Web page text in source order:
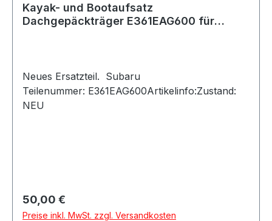
Kayak- und Bootaufsatz
Dachgepäckträger E361EAG600 für
Neues Ersatzteil. Subaru
Teilenummer: E361EAG600Artikelinfo:Zustand:
NEU
Regulärer Preis:
50,00 €
Preise inkl. MwSt. zzgl. Versandkosten